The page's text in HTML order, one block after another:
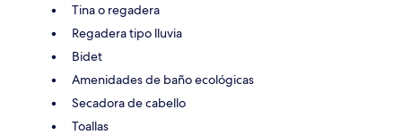
Tina o regadera
Regadera tipo lluvia
Bidet
Amenidades de baño ecológicas
Secadora de cabello
Toallas